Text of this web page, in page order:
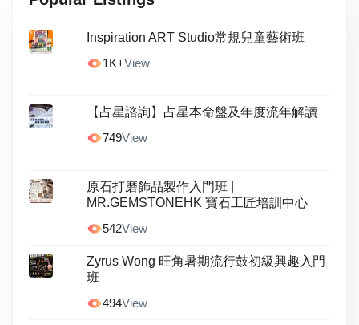
Inspiration ART Studio常規兒童藝術班
1K+View
【占星諮詢】占星本命盤及年度流年解讀
749View
原⽯打磨飾品製作⼊⾨班 |
MR.GEMSTONEHK 寶石工匠培訓中心
542View
Zyrus Wong 旺角暑期流行鼓初級興趣入門
班
494View